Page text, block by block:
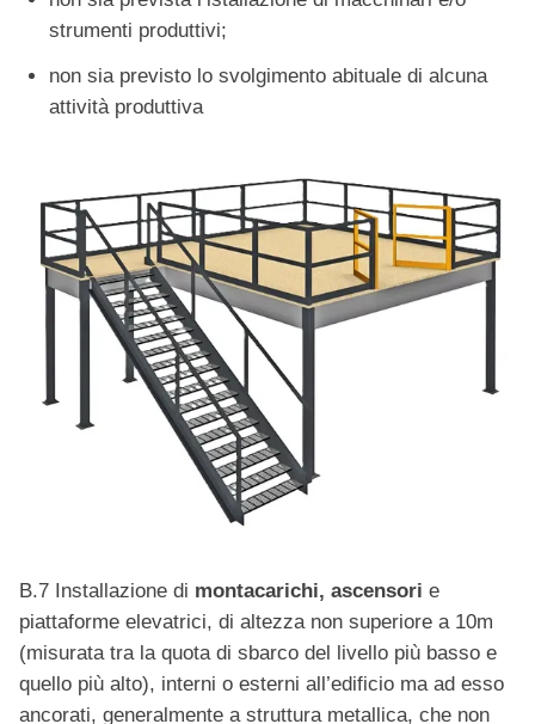
strumenti produttivi;
non sia previsto lo svolgimento abituale di alcuna
attività produttiva
B.7 Installazione di montacarichi, ascensori e
piattaforme elevatrici, di altezza non superiore a 10m
(misurata tra la quota di sbarco del livello più basso e
quello più alto), interni o esterni all’edificio ma ad esso
ancorati, generalmente a struttura metallica, che non